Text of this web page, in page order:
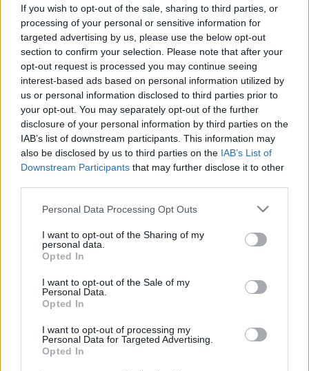
If you wish to opt-out of the sale, sharing to third parties, or
processing of your personal or sensitive information for
targeted advertising by us, please use the below opt-out
section to confirm your selection. Please note that after your
opt-out request is processed you may continue seeing
interest-based ads based on personal information utilized by
us or personal information disclosed to third parties prior to
your opt-out. You may separately opt-out of the further
disclosure of your personal information by third parties on the
IAB’s list of downstream participants. This information may
also be disclosed by us to third parties on the IAB’s List of
Downstream Participants that may further disclose it to other
Please note that this website/app uses one or more Google
not limited to your visit or usage behaviour. You may click to
grant or deny consent to Google and its third-party tags to
use your data for below specified purposes in below Google
consent section.
Personal Data Processing Opt Outs
I want to opt-out of the Sharing of my
personal data.
Opted In
I want to opt-out of the Sale of my
Personal Data.
Opted In
I want to opt-out of processing my
Personal Data for Targeted Advertising.
Opted In